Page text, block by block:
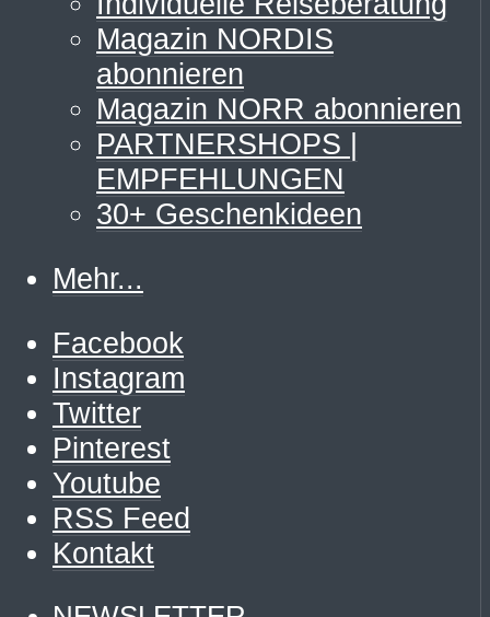
Magazin NORDIS
abonnieren
Magazin NORR abonnieren
PARTNERSHOPS |
EMPFEHLUNGEN
30+ Geschenkideen
Mehr...
Facebook
Instagram
Twitter
Pinterest
Youtube
RSS Feed
Kontakt